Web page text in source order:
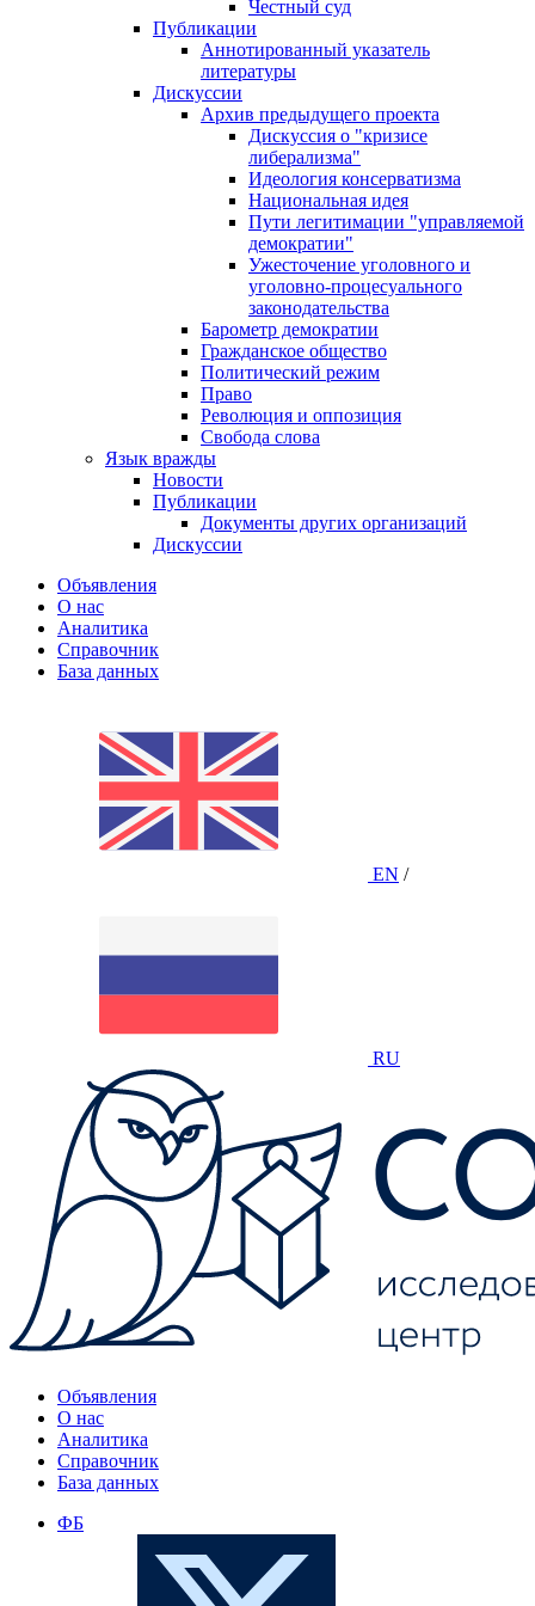
Честный суд
Публикации
Аннотированный указатель
литературы
Дискуссии
Архив предыдущего проекта
Дискуссия о "кризисе
либерализма"
Идеология консерватизма
Национальная идея
Пути легитимации "управляемой
демократии"
Ужесточение уголовного и
уголовно-процесуального
законодательства
Барометр демократии
Гражданское общество
Политический режим
Право
Революция и оппозиция
Свобода слова
Язык вражды
Новости
Публикации
Документы других организаций
Дискуссии
Объявления
О нас
Аналитика
Справочник
База данных
EN /
RU
Объявления
О нас
Аналитика
Справочник
База данных
ФБ